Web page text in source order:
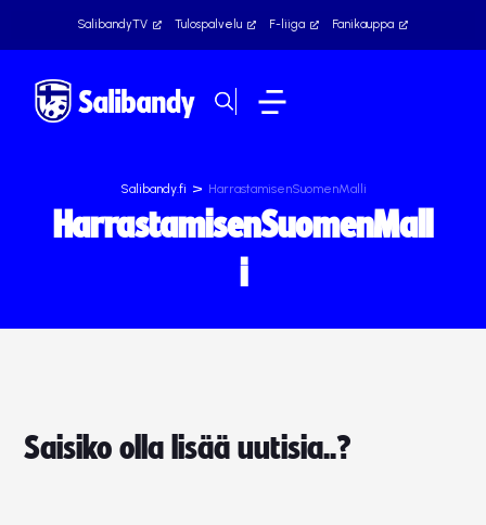
SalibandyTV Tulospalvelu F-liiga Fanikauppa
Salibandy.fi > HarrastamisenSuomenMalli
HarrastamisenSuomenMall
i
Saisiko olla lisää uutisia..?